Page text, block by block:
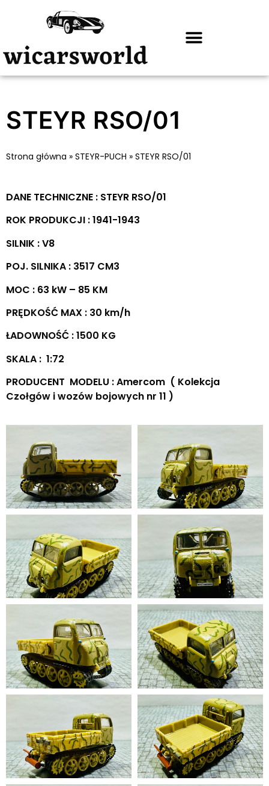
STEYR RSO/01
Strona główna » STEYR-PUCH » STEYR RSO/01
DANE TECHNICZNE : STEYR RSO/01
ROK PRODUKCJI : 1941-1943
SILNIK : V8
POJ. SILNIKA : 3517 CM3
MOC : 63 kW – 85 KM
PRĘDKOŚĆ MAX : 30 km/h
ŁADOWNOŚĆ : 1500 KG
SKALA : 1:72
PRODUCENT MODELU : Amercom ( Kolekcja
Czołgów i wozów bojowych nr 11 )